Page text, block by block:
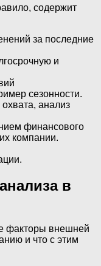
содержит
за последние
и
сезонности.
анализ
финансового
компании.
в
факторы внешней
и что с этим